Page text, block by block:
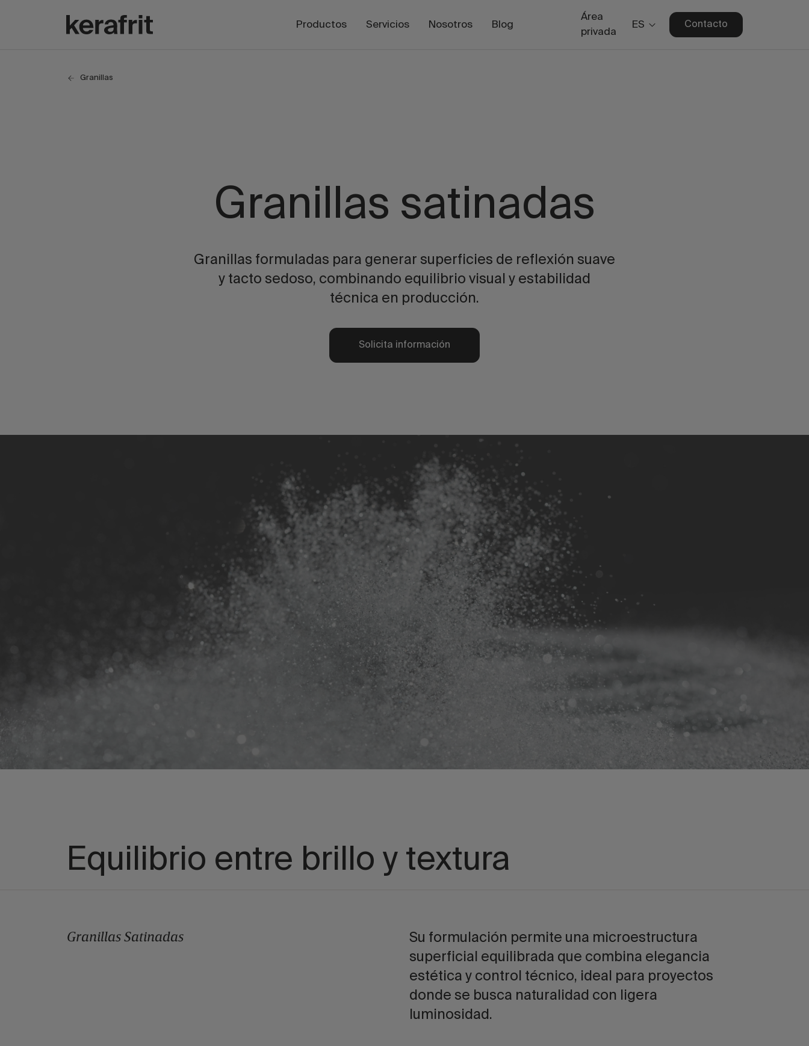
Productos Servicios Nosotros Blog
Área
privada
ES Contacto
Granillas
Granillas satinadas
Granillas formuladas para generar superficies de reflexión suave
y tacto sedoso, combinando equilibrio visual y estabilidad
técnica en producción.
Solicita información
Equilibrio entre brillo y textura
Granillas Satinadas
Su formulación permite una microestructura
superficial equilibrada que combina elegancia
estética y control técnico, ideal para proyectos
donde se busca naturalidad con ligera
luminosidad.